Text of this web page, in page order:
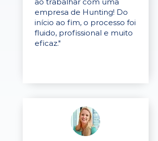
empresa de Hunting! Do
início ao fim, o processo foi
fluido, profissional e muito
eficaz."